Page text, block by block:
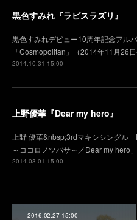
黒色すみれ『ラピスラズリ』
黒色すみれデビュー10周年記念アル
「Cosmopolitan」（2014年1­1月26
2014.10.31 15:00
上野優華『Dear my hero』
上野 優華&nbsp;3rdマキシシングル
～ココロノツバサ～／Dear my hero
2014.03.01 15:00
2016.02.27 15:00